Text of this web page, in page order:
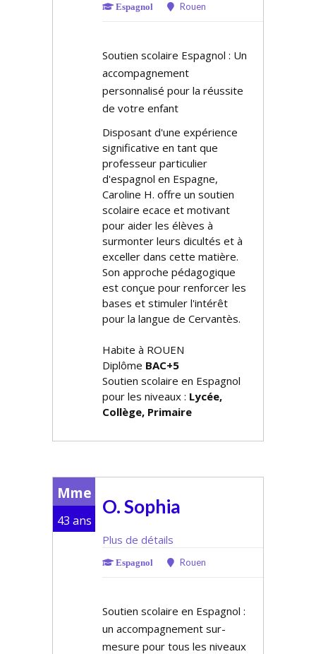
Espagnol Rouen
Soutien scolaire Espagnol : Un
accompagnement
personnalisé pour la réussite
de votre enfant
Disposant d'une expérience
significative en tant que
professeur particulier
d'espagnol en Espagne,
Caroline H. offre un soutien
scolaire efficace et motivant
pour aider les élèves à
surmonter leurs difficultés et à
exceller dans cette matière.
Son approche pédagogique
est conçue pour renforcer les
bases et stimuler l'intérêt
pour la langue de Cervantès.
Habite à ROUEN
Diplôme BAC+5
Soutien scolaire en Espagnol
pour les niveaux : Lycée,
Collège, Primaire
Mme
43 ans
O. Sophia
Plus de détails
Espagnol Rouen
Soutien scolaire en Espagnol :
un accompagnement sur-
mesure pour tous les niveaux